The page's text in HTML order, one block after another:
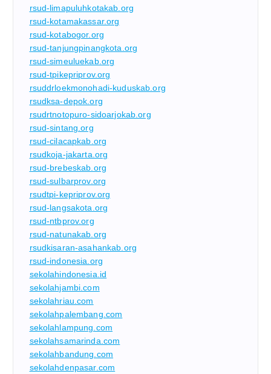
rsud-limapuluhkotakab.org
rsud-kotamakassar.org
rsud-kotabogor.org
rsud-tanjungpinangkota.org
rsud-simeuluekab.org
rsud-tpikepriprov.org
rsuddrloekmonohadi-kuduskab.org
rsudksa-depok.org
rsudrtnotopuro-sidoarjokab.org
rsud-sintang.org
rsud-cilacapkab.org
rsudkoja-jakarta.org
rsud-brebeskab.org
rsud-sulbarprov.org
rsudtpi-kepriprov.org
rsud-langsakota.org
rsud-ntbprov.org
rsud-natunakab.org
rsudkisaran-asahankab.org
rsud-indonesia.org
sekolahindonesia.id
sekolahjambi.com
sekolahriau.com
sekolahpalembang.com
sekolahlampung.com
sekolahsamarinda.com
sekolahbandung.com
sekolahdenpasar.com